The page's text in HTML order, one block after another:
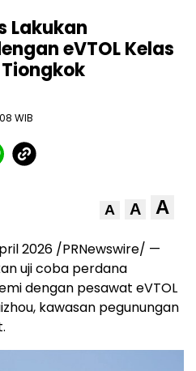
Lakukan
eVTOL Kelas
WIB
A A A
2026 /PRNewswire/ —
uji coba perdana
dengan pesawat eVTOL
kawasan pegunungan